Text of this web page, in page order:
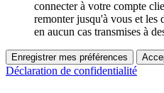
connecter à votre compte
remonter jusqu'à vous et les
en aucun cas transmises à
Enregistrer mes préférences
Déclaration de confidentialité